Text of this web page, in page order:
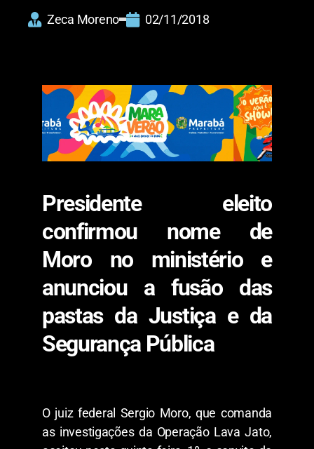
Zeca Moreno 02/11/2018
Presidente eleito
confirmou nome de
Moro no ministério e
anunciou a fusão das
pastas da Justiça e da
Segurança Pública
O juiz federal Sergio Moro, que comanda
as investigações da Operação Lava Jato,